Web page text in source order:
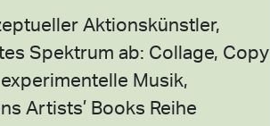
Aktionskünstler,
Spektrum ab: Collage, Copy
Musik,
Artists’ Books Reihe